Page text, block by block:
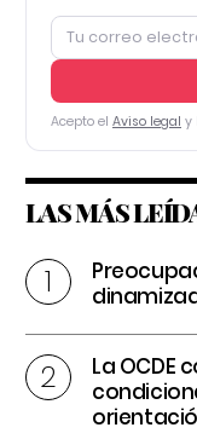
Acepto el Aviso legal y
LAS MÁS
La OCDE